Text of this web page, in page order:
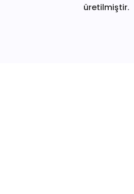
üretilmiştir.